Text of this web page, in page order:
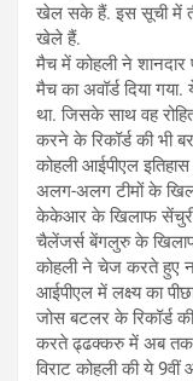
खेल सके हैं. इस सूची में
खेले हैं.
मैच में कोहली ने
मैच का अवॉर्ड दिया
था. जिसके साथ वह
करने के रिकॉर्ड की भी
कोहली आईपीएल
अलग-अलग टीमों के
केकेआर के खिलाफ
चैलेंजर्स बेंगलुरु के खिलाफ
कोहली ने चेज करते हुए
आईपीएल में लक्ष्य का
जोस बटलर के रिकॉर्ड
करते ढ्ढक्करु में अब तक
विराट कोहली की ये